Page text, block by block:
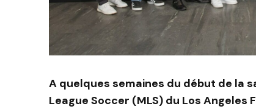
A quelques semaines du début de la
League Soccer (MLS) du Los Angeles